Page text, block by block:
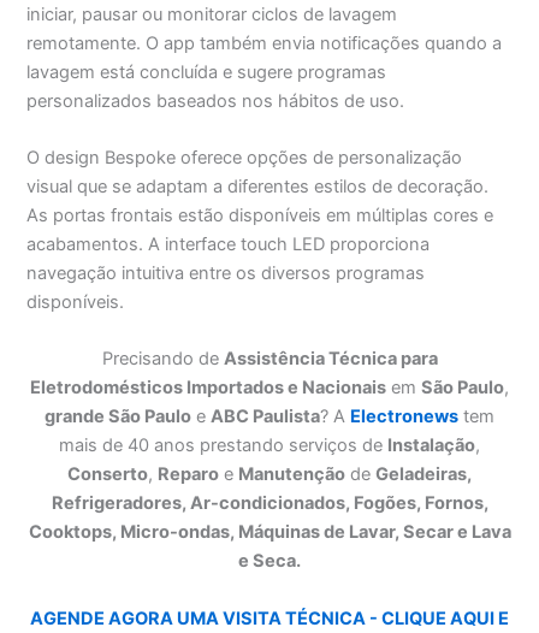
iniciar, pausar ou monitorar ciclos de lavagem
remotamente. O app também envia notificações quando a
lavagem está concluída e sugere programas
personalizados baseados nos hábitos de uso.
O design Bespoke oferece opções de personalização
visual que se adaptam a diferentes estilos de decoração.
As portas frontais estão disponíveis em múltiplas cores e
acabamentos. A interface touch LED proporciona
navegação intuitiva entre os diversos programas
disponíveis.
Precisando de Assistência Técnica para
Eletrodomésticos Importados e Nacionais em São Paulo,
grande São Paulo e ABC Paulista? A Electronews tem
mais de 40 anos prestando serviços de Instalação,
Conserto, Reparo e Manutenção de Geladeiras,
Refrigeradores, Ar-condicionados, Fogões, Fornos,
Cooktops, Micro-ondas, Máquinas de Lavar, Secar e Lava
e Seca.
AGENDE AGORA UMA VISITA TÉCNICA - CLIQUE AQUI E